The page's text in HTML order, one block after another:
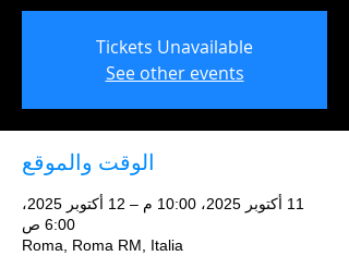
Tickets Unavailable
See other events
الوقت والموقع
11 أكتوبر 2025، 10:00 م – 12 أكتوبر 2025،
6:00 ص
Roma, Roma RM, Italia